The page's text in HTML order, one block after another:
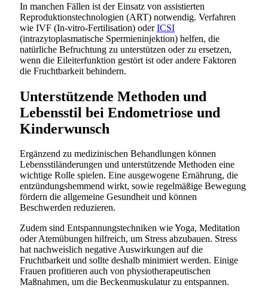
In manchen Fällen ist der Einsatz von assistierten
Reproduktionstechnologien (ART) notwendig. Verfahren
wie IVF (In-vitro-Fertilisation) oderICSI
(intrazytoplasmatische Spermieninjektion) helfen, die
natürliche Befruchtung zu unterstützen oder zu ersetzen,
wenn die Eileiterfunktion gestört ist oder andere Faktoren
die Fruchtbarkeit behindern.
Unterstützende Methoden und
Lebensstil bei Endometriose und
Kinderwunsch
Ergänzend zu medizinischen Behandlungen können
Lebensstiländerungen und unterstützende Methoden eine
wichtige Rolle spielen. Eine ausgewogene Ernährung, die
entzündungshemmend wirkt, sowie regelmäßige Bewegung
fördern die allgemeine Gesundheit und können
Beschwerden reduzieren.
Zudem sind Entspannungstechniken wie Yoga, Meditation
oder Atemübungen hilfreich, um Stress abzubauen. Stress
hat nachweislich negative Auswirkungen auf die
Fruchtbarkeit und sollte deshalb minimiert werden. Einige
Frauen profitieren auch von physiotherapeutischen
Maßnahmen, um die Beckenmuskulatur zu entspannen.